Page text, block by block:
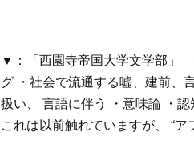
▼：「西園寺帝国大学文学部」
グ ・社会で流通する嘘、建前、
扱い、 言語に伴う ・意味論 ・
これは以前触れていますが、 “ア